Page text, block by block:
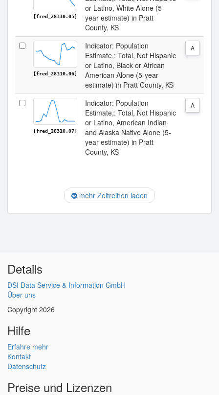
[fred_28310.05]
or Latino, White Alone (5-
year estimate) in Pratt
County, KS
[fred_28310.06]
Indicator: Population
Estimate,: Total, Not Hispanic
or Latino, Black or African
American Alone (5-year
estimate) in Pratt County, KS
A
[fred_28310.07]
Indicator: Population
Estimate,: Total, Not Hispanic
or Latino, American Indian
and Alaska Native Alone (5-
year estimate) in Pratt
County, KS
A
mehr Zeitreihen laden
Details
DSI Data Service & Information GmbH
Über uns
Copyright 2026
Hilfe
Erfahre mehr
Kontakt
Datenschutz
Preise und Lizenzen